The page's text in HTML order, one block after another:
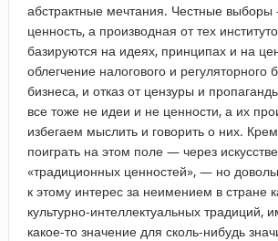
абстрактные мечтания. Честные
ценность, а производная от тех
базируются на идеях, принципах и на
облегчение налогового и регуляторного
бизнеса, и отказ от цензуры и
все тоже не идеи и не ценности, а их
избегаем мыслить и говорить о них.
поиграть на этом поле — через
«традиционных ценностей», — но
к этому интерес за неимением в стране
культурно-интеллектуальных традиций,
какое-то значение для сколь-нибудь